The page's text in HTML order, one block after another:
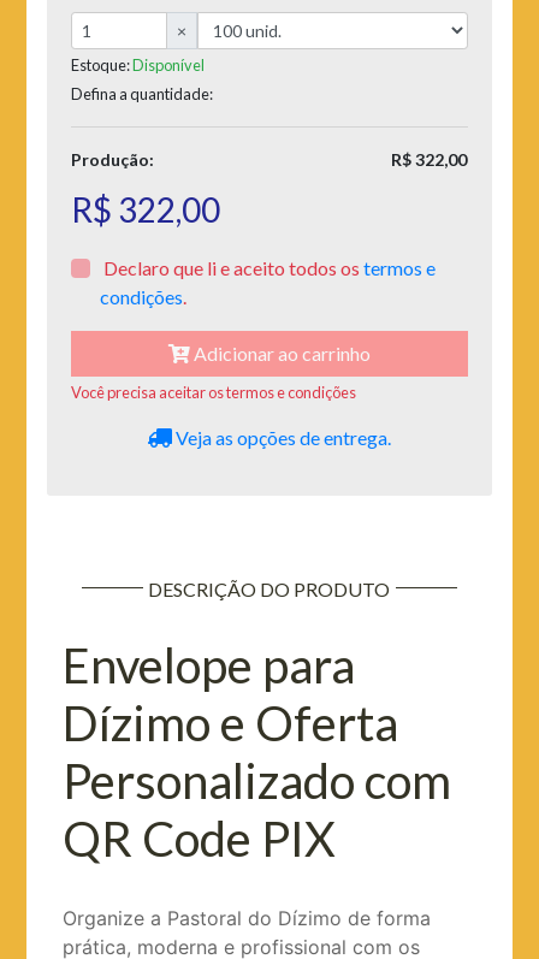
×
Estoque:Disponível
Defina a quantidade:
Produção: R$ 322,00
R$ 322,00
Declaro que li e aceito todos ostermos e
condições
Adicionar ao carrinho
Você precisa aceitar os termos e condições
Veja as opções de entrega.
DESCRIÇÃO DO PRODUTO
Envelope para
Dízimo e Oferta
Personalizado com
QR Code PIX
Organize a Pastoral do Dízimo de forma
prática, moderna e profissional com os